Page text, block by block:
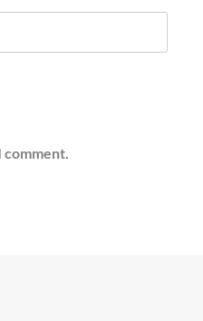
comment.